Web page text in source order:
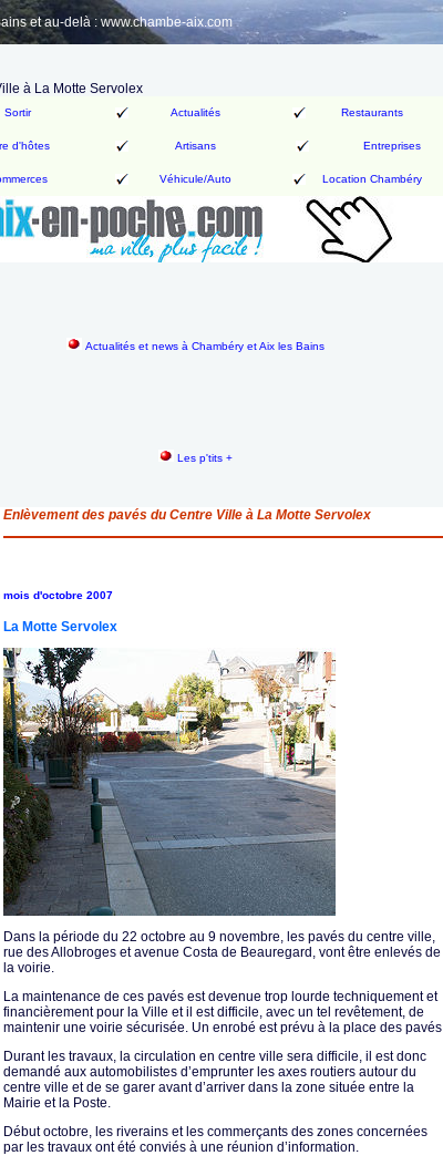
et au-delà : www.chambe-aix.com
à La Motte Servolex
Sortir Actualités Restaurants
d'hôtes Artisans Entreprises
Véhicule/Auto Location Chambéry
Actualités et news à Chambéry et Aix les Bains
Les p'tits +
Enlèvement des pavés du Centre Ville à La Motte Servolex
d'octobre 2007
La Motte Servolex
Dans la période du 22 octobre au 9 novembre, les pavés du centre ville,
rue des Allobroges et avenue Costa de Beauregard, vont être enlevés de
la voirie.
La maintenance de ces pavés est devenue trop lourde techniquement et
financièrement pour la Ville et il est difficile, avec un tel revêtement, de
maintenir une voirie sécurisée. Un enrobé est prévu à la place des
Durant les travaux, la circulation en centre ville sera difficile, il est donc
demandé aux automobilistes d’emprunter les axes routiers autour du
centre ville et de se garer avant d’arriver dans la zone située entre la
Mairie et la Poste.
Début octobre, les riverains et les commerçants des zones concernées
par les travaux ont été conviés à une réunion d’information.